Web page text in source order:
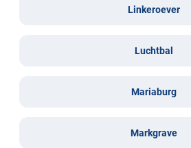
Linkeroever
Luchtbal
Mariaburg
Markgrave